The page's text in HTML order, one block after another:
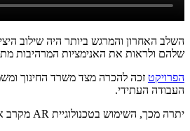
שלהם ולראות את האנימציות המרהיבות
הפרויקט זכה להכרה מצד משרד החינוך
העבודה העתידי.
יתרה מכך, השימוש בטכנולוגיית AR מקרב את עבודות התלמידים לרמה של אמנות עכשווית מקצועית, כפי שניתן לראות בעבודותיה של האמנית הבינלאומית ORLAN, שהציגה יצירות AR דומות בגלריה שלוש ביפו.